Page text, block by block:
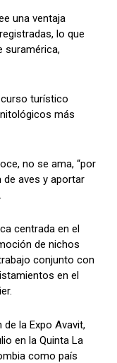
una ventaja
lo que
suramérica,
turístico
más
no se ama, “por
de aves y aportar
centrada en el
de nichos
conjunto con
en el
la Expo Avavit,
en la Quinta La
como país